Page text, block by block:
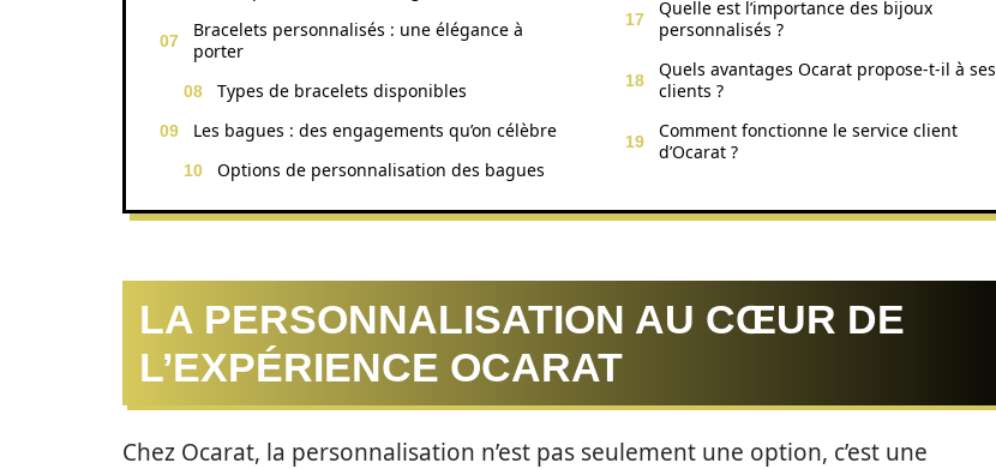
Bracelets personnalisés : une élégance à
porter
Types de bracelets disponibles
Les bagues : des engagements qu’on célèbre
Options de personnalisation des bagues
Quelle est l’importance des bijoux
personnalisés ?
Quels avantages Ocarat propose-t-il à ses
clients ?
Comment fonctionne le service client
d’Ocarat ?
LA PERSONNALISATION AU CŒUR DE
L’EXPÉRIENCE OCARAT
Chez Ocarat, la personnalisation n’est pas seulement une option, c’est une